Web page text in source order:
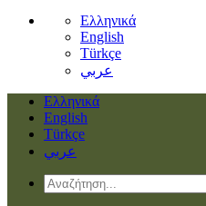
Ελληνικά
English
Türkçe
عربي
Ελληνικά
English
Türkçe
عربي